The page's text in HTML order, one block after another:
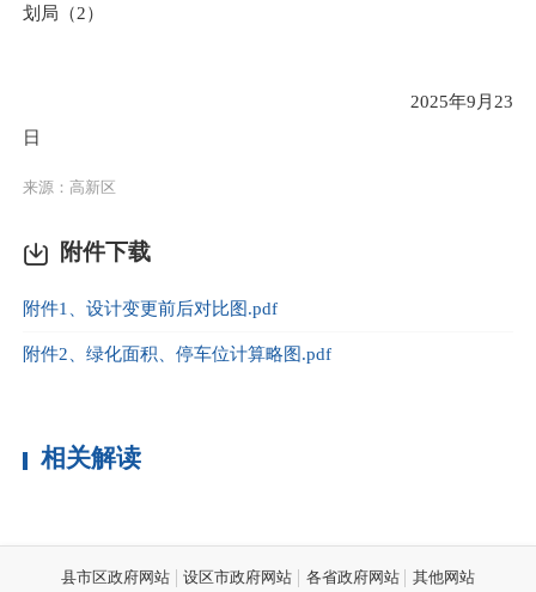
划局（2）
2025年9 月 23
日
来源：高新区
附件下载
附件1、设计变更前后对比图.pdf
附件2、绿化面积、停车位计算略图.pdf
相关解读
县市区政府网站 设区市政府网站 各省政府网站 其他网站